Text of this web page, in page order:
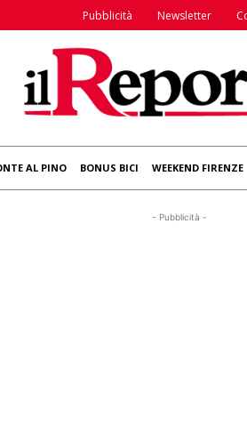
Pubblicità Newsletter
AL PINO BONUS BICI WEEKEND FIRENZE
- Pubblicità -